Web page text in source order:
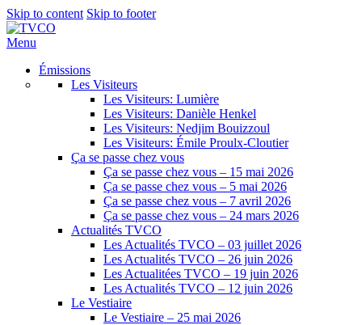
Skip to content Skip to footer
Menu
Émissions
Les Visiteurs
Les Visiteurs: Lumière
Les Visiteurs: Danièle Henkel
Les Visiteurs: Nedjim Bouizzoul
Les Visiteurs: Émile Proulx-Cloutier
Ça se passe chez vous
Ça se passe chez vous – 15 mai 2026
Ça se passe chez vous – 5 mai 2026
Ça se passe chez vous – 7 avril 2026
Ça se passe chez vous – 24 mars 2026
Actualités TVCO
Les Actualités TVCO – 03 juillet 2026
Les Actualités TVCO – 26 juin 2026
Les Actualitées TVCO – 19 juin 2026
Les Actualités TVCO – 12 juin 2026
Le Vestiaire
Le Vestiaire – 25 mai 2026